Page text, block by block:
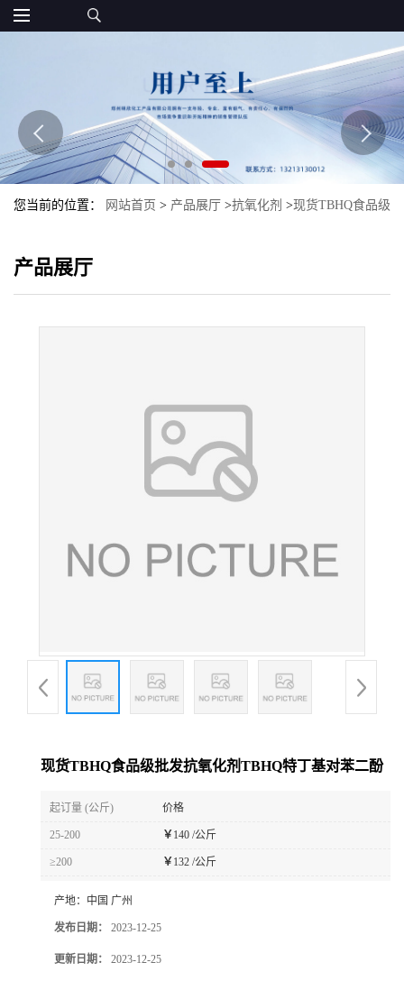
您当前的位置： 网站首页 > 产品展厅 >抗氧化剂 >现货TBHQ食品级
产品展厅
现货TBHQ食品级批发抗氧化剂TBHQ特丁基对苯二酚
起订量 (公斤) 价格
25-200 ￥ 140 /公斤
≥200 ￥ 132 /公斤
产地： 中国 广州
发布日期： 2023-12-25
更新日期： 2023-12-25